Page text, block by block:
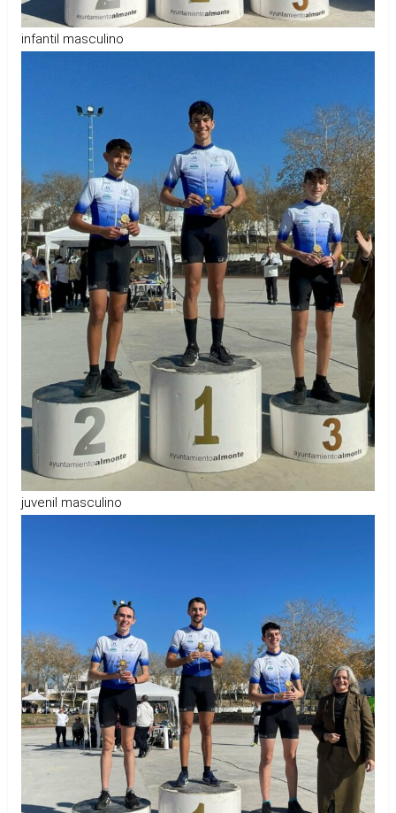
infantil masculino
juvenil masculino